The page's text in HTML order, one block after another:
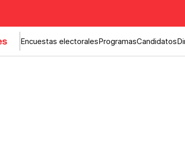
Encuestas electoralesProgramasCandidatos